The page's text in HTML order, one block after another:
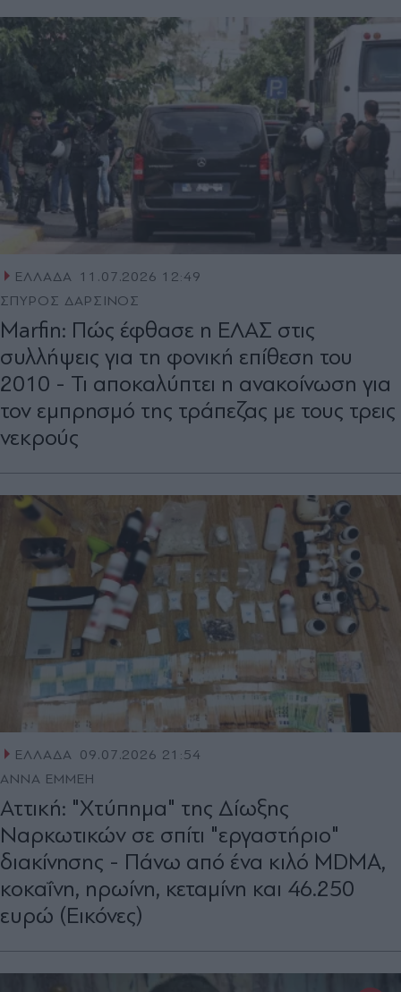
ΕΛΛΑΔΑ 11.07.2026 12:49
ΣΠΥΡΟΣ ΔΑΡΣΙΝΟΣ
Marfin: Πώς έφθασε η ΕΛΑΣ στις
συλλήψεις για τη φονική επίθεση του
2010 - Τι αποκαλύπτει η ανακοίνωση για
τον εμπρησμό της τράπεζας με τους τρεις
νεκρούς
ΕΛΛΑΔΑ 09.07.2026 21:54
ΑΝΝΑ ΕΜΜΕΗ
Αττική: "Χτύπημα" της Δίωξης
Ναρκωτικών σε σπίτι "εργαστήριο"
διακίνησης - Πάνω από ένα κιλό MDMA,
κοκαΐνη, ηρωίνη, κεταμίνη και 46.250
ευρώ (Εικόνες)